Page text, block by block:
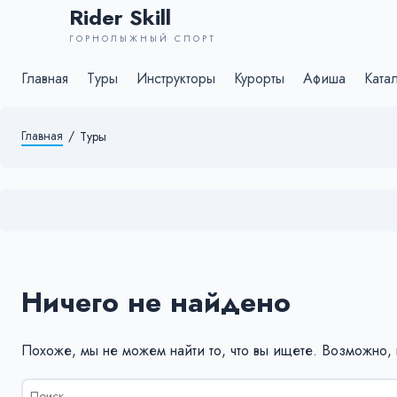
Rider Skill
ГОРНОЛЫЖНЫЙ СПОРТ
Главная Туры Инструкторы Курорты Афиша
Главная / Туры
Ничего не найдено
Похоже, мы не можем найти то, что вы ищете. Возможно,
Результаты